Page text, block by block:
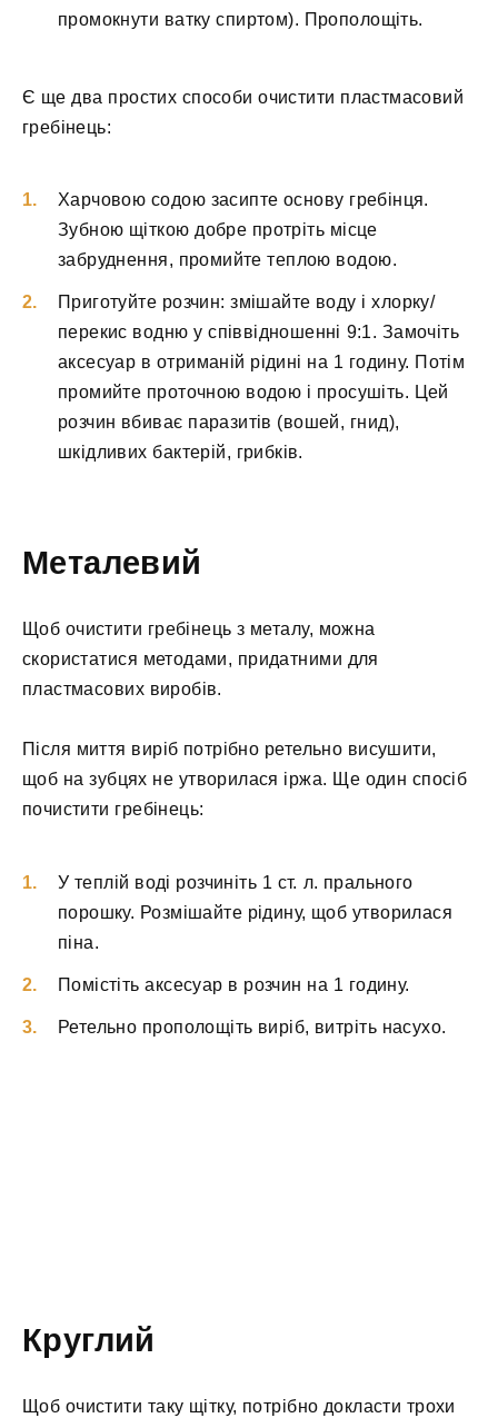
промокнути ватку спиртом). Прополощіть.
Є ще два простих способи очистити пластмасовий
гребінець:
Харчовою содою засипте основу гребінця.
Зубною щіткою добре протріть місце
забруднення, промийте теплою водою.
Приготуйте розчин: змішайте воду і хлорку/
перекис водню у співвідношенні 9:1. Замочіть
аксесуар в отриманій рідині на 1 годину. Потім
промийте проточною водою і просушіть. Цей
розчин вбиває паразитів (вошей, гнид),
шкідливих бактерій, грибків.
Металевий
Щоб очистити гребінець з металу, можна
скористатися методами, придатними для
пластмасових виробів.
Після миття виріб потрібно ретельно висушити,
щоб на зубцях не утворилася іржа. Ще один спосіб
почистити гребінець:
У теплій воді розчиніть 1 ст. л. прального
порошку. Розмішайте рідину, щоб утворилася
піна.
Помістіть аксесуар в розчин на 1 годину.
Ретельно прополощіть виріб, витріть насухо.
Круглий
Щоб очистити таку щітку, потрібно докласти трохи